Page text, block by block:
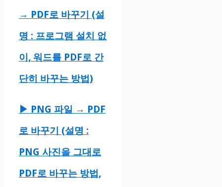
→ PDF로 바꾸기 (설
명 : 프로그램 설치 없
이, 워드를 PDF로 간
단히 바꾸는 방법)
▶ PNG 파일 → PDF
로 바꾸기 (설명 :
PNG 사진을 그대로
PDF로 바꾸는 방법,